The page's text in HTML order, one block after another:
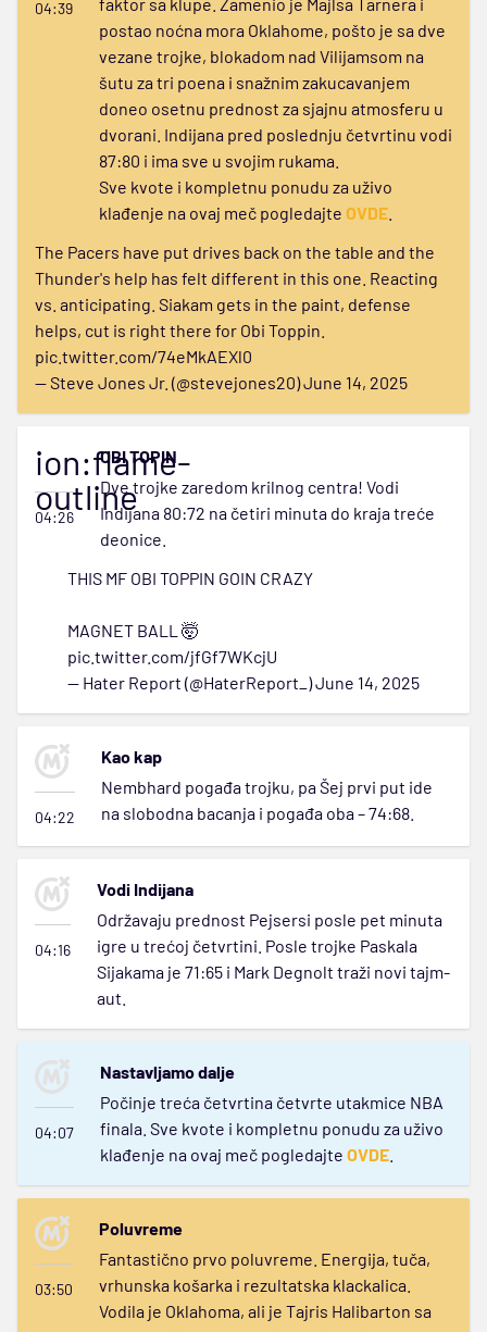
04:39
faktor sa klupe. Zamenio je Majlsa Tarnera i
postao noćna mora Oklahome, pošto je sa dve
vezane trojke, blokadom nad Vilijamsom na
šutu za tri poena i snažnim zakucavanjem
doneo osetnu prednost za sjajnu atmosferu u
dvorani. Indijana pred poslednju četvrtinu vodi
87:80 i ima sve u svojim rukama.
Sve kvote i kompletnu ponudu za uživo
klađenje na ovaj meč pogledajte OVDE
The Pacers have put drives back on the table and the
Thunder's help has felt different in this one. Reacting
vs. anticipating. Siakam gets in the paint, defense
helps, cut is right there for Obi Toppin.
pic.twitter.com/74eMkAEXl0
— Steve Jones Jr. (@stevejones20)June 14, 2025
ion:flame-
outline
04:26
OBI TOPIN
Dve trojke zaredom krilnog centra! Vodi
Indijana 80:72 na četiri minuta do kraja treće
deonice.
THIS MF OBI TOPPIN GOIN CRAZY
MAGNET BALL 🤯
pic.twitter.com/jfGf7WKcjU
— Hater Report (@HaterReport_)June 14, 2025
04:22
Kao kap
Nembhard pogađa trojku, pa Šej prvi put ide
na slobodna bacanja i pogađa oba – 74:68.
04:16
Vodi Indijana
Održavaju prednost Pejsersi posle pet minuta
igre u trećoj četvrtini. Posle trojke Paskala
Sijakama je 71:65 i Mark Degnolt traži novi tajm-
aut.
04:07
Nastavljamo dalje
Počinje treća četvrtina četvrte utakmice NBA
finala. Sve kvote i kompletnu ponudu za uživo
klađenje na ovaj meč pogledajte OVDE
03:50
Poluvreme
Fantastično prvo poluvreme. Energija, tuča,
vrhunska košarka i rezultatska klackalica.
Vodila je Oklahoma, ali je Tajris Halibarton sa